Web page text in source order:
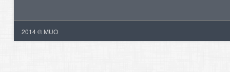
2014 © MUO